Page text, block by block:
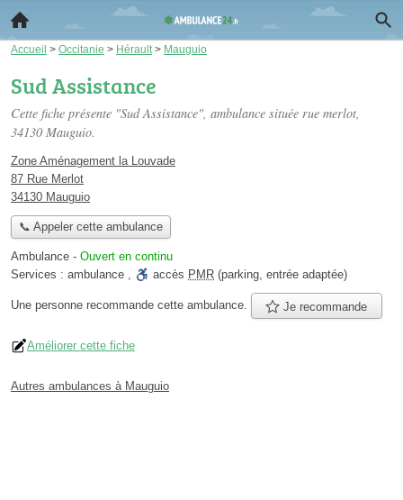
Accueil > Occitanie > Hérault > Mauguio
Sud Assistance
Cette fiche présente "Sud Assistance", ambulance située rue merlot,
34130 Mauguio.
Zone Aménagement la Louvade
87 Rue Merlot
34130 Mauguio
📞 Appeler cette ambulance
Ambulance - Ouvert en continu
Services : ambulance , accès PMR (parking, entrée adaptée)
Une personne recommande cette ambulance. Je recommande
Améliorer cette fiche
Autres ambulances à Mauguio